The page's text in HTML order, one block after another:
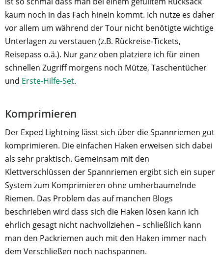
kaum noch in das Fach hinein kommt. Ich nutze es daher
vor allem um während der Tour nicht benötigte wichtige
Unterlagen zu verstauen (z.B. Rückreise-Tickets,
Reisepass o.ä.). Nur ganz oben platziere ich für einen
schnellen Zugriff morgens noch Mütze, Taschentücher
und Erste-Hilfe-Set.
Komprimieren
Der Exped Lightning lässt sich über die Spannriemen gut
komprimieren. Die einfachen Haken erweisen sich dabei
als sehr praktisch. Gemeinsam mit den
Klettverschlüssen der Spannriemen ergibt sich ein super
System zum Komprimieren ohne umherbaumelnde
Riemen. Das Problem das auf manchen Blogs
beschrieben wird dass sich die Haken lösen kann ich
ehrlich gesagt nicht nachvollziehen – schließlich kann
man den Packriemen auch mit den Haken immer nach
dem Verschließen noch nachspannen.